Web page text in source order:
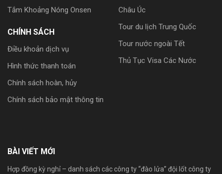
Tắm Khoảng Nóng Onsen
CHÍNH SÁCH
Điều khoản dịch vụ
Hình thức thanh toán
Chính sách hoàn, hủy
Chính sách bảo mật thông tin
Châu Úc
Tour du lịch Trung Quốc
Tour nước ngoài Tết
Thủ Tục Visa Các Nước
BÀI VIẾT MỚI
Hợp đồng kỳ nghỉ – danh sách các công ty “đào lửa” đội lốt công ty